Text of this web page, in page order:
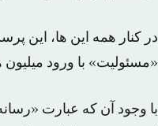
در کنار همه این ها، این
«مسئولیت» با ورود
با وجود آن که عبارت